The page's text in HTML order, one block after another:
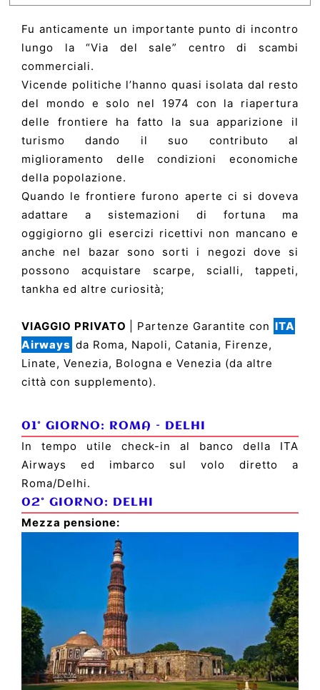
Fu anticamente un importante punto di incontro
lungo la “Via del sale” centro di scambi
commerciali.
Vicende politiche l’hanno quasi isolata dal resto
del mondo e solo nel 1974 con la riapertura
delle frontiere ha fatto la sua apparizione il
turismo dando il suo contributo al
miglioramento delle condizioni economiche
della popolazione.
Quando le frontiere furono aperte ci si doveva
adattare a sistemazioni di fortuna ma
oggigiorno gli esercizi ricettivi non mancano e
anche nel bazar sono sorti i negozi dove si
possono acquistare scarpe, scialli, tappeti,
tankha ed altre curiosità;
VIAGGIO PRIVATO | Partenze Garantite con ITA
Airways da Roma, Napoli, Catania, Firenze,
Linate, Venezia, Bologna e Venezia (da altre
città con supplemento).
01° GIORNO: ROMA – DELHI
In tempo utile check-in al banco della ITA
Airways ed imbarco sul volo diretto a
Roma/Delhi.
02° GIORNO: DELHI
Mezza pensione: